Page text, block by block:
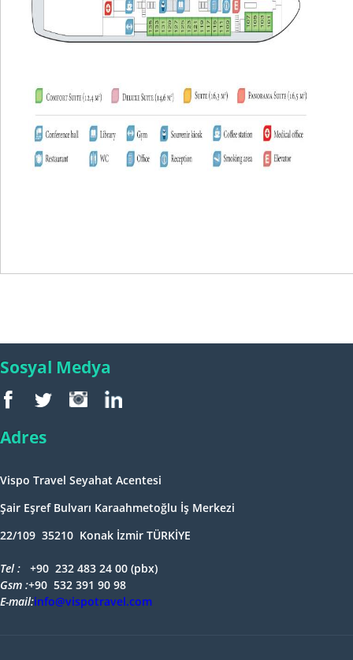
Sosyal Medya
Adres
Vispo Travel Seyahat Acentesi
Şair Eşref Bulvarı Karaahmetoğlu İş Merkezi
22/109 35210 Konak İzmir TÜRKİYE
Tel : +90 232 483 24 00 (pbx)
Gsm :+90 532 391 90 98
E-mail:info@vispotravel.com